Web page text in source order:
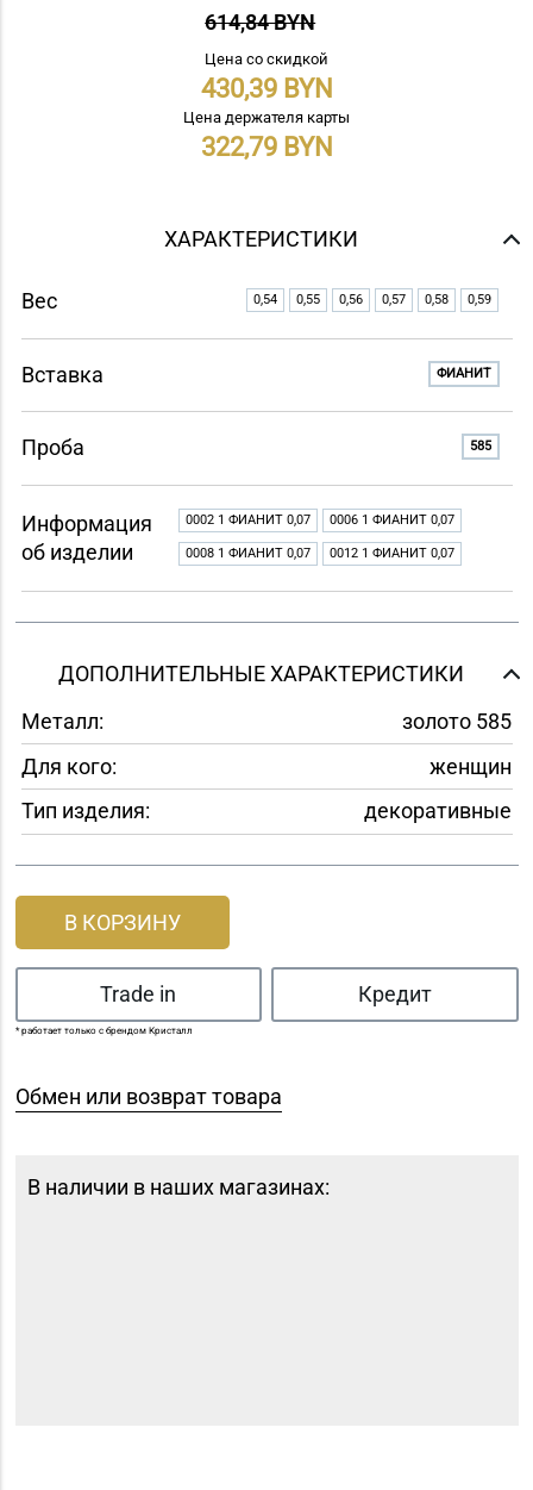
614,84 BYN
Цена со скидкой
430,39
Цена держателя карты
322,79
ХАРАКТЕРИСТИКИ
Вес 0,54 0,55 0,56 0,57 0,58 0,59
Вставка ФИАНИТ
Проба 585
Информация
об изделии
0002 1 ФИАНИТ 0,07 0006 1 ФИАНИТ 0,07
0008 1 ФИАНИТ 0,07 0012 1 ФИАНИТ 0,07
ДОПОЛНИТЕЛЬНЫЕ ХАРАКТЕРИСТИКИ
Металл:
золото 585
Для кого:
женщин
Тип изделия:
декоративные
В КОРЗИНУ
Trade in Кредит
* работает только с брендом Кристалл
Обмен или возврат товара
В наличии в наших магазинах: